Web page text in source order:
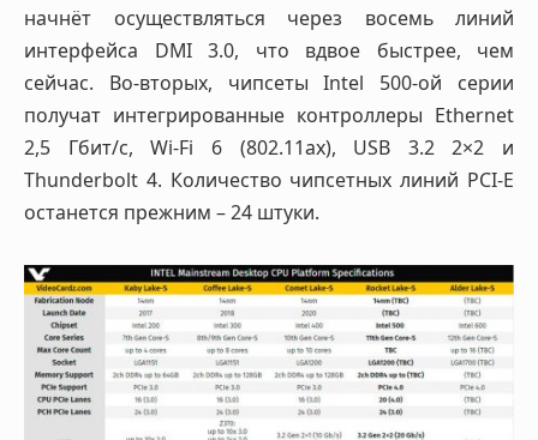
начнёт осуществляться через восемь линий
интерфейса DMI 3.0, что вдвое быстрее, чем
сейчас. Во-вторых, чипсеты Intel 500-ой серии
получат интегрированные контроллеры Ethernet
2,5 Гбит/с, Wi-Fi 6 (802.11ax), USB 3.2 2×2 и
Thunderbolt 4. Количество чипсетных линий PCI-E
останется прежним – 24 штуки.